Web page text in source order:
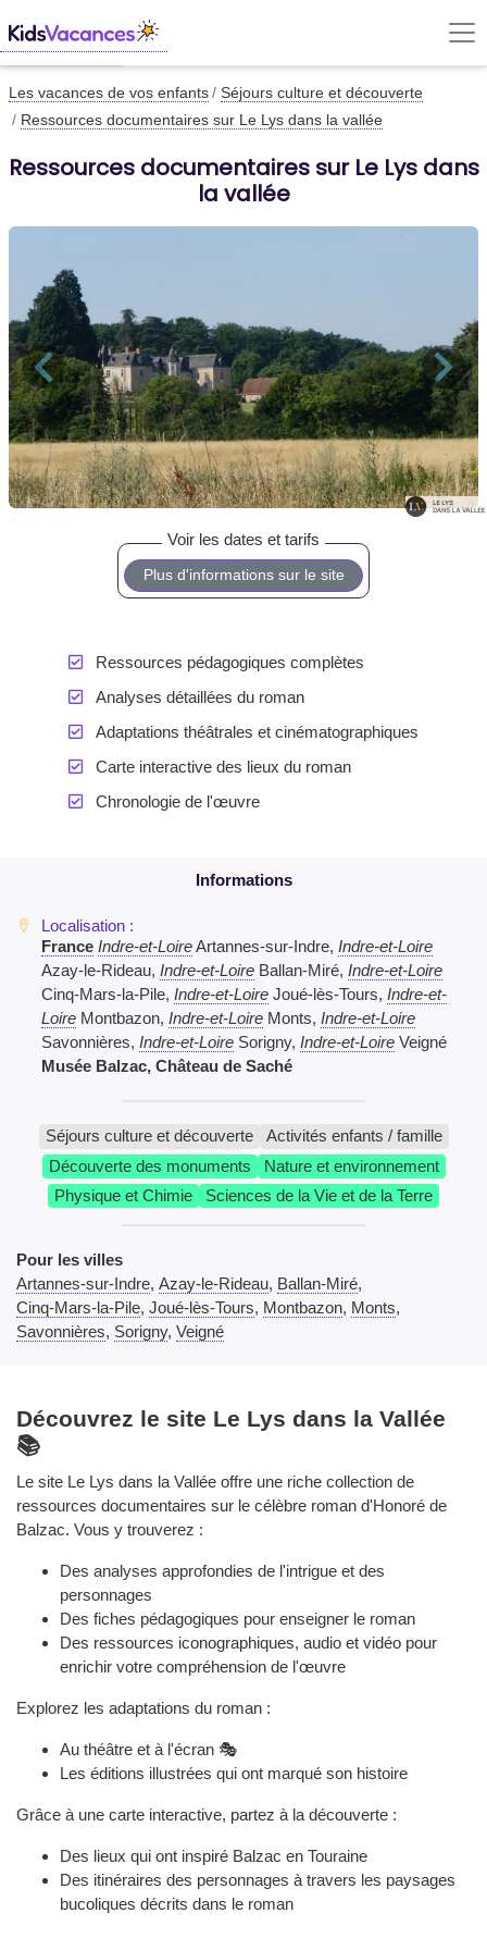
Les vacances de vos enfants
Séjours culture et découverte
Ressources documentaires sur Le Lys dans la vallée
Ressources documentaires sur Le Lys dans
la vallée
Plus d'informations sur le site
Ressources pédagogiques complètes
Analyses détaillées du roman
Adaptations théâtrales et cinématographiques
Carte interactive des lieux du roman
Chronologie de l'œuvre
France Indre-et-LoireArtannes-sur-Indre, Indre-et-Loire
Azay-le-Rideau, Indre-et-Loire Ballan-Miré, Indre-et-Loire
Cinq-Mars-la-Pile, Indre-et-Loire Joué-lès-Tours, Indre-et-
Loire Montbazon, Indre-et-Loire Monts, Indre-et-Loire
Savonnières, Indre-et-Loire Sorigny, Indre-et-Loire Veigné
Musée Balzac, Château de Saché
Séjours culture et découverte
Activités enfants / famille
Découverte des monuments
Nature et environnement
Physique et Chimie
Sciences de la Vie et de la Terre
Pour les villes
Artannes-sur-Indre, Azay-le-Rideau, Ballan-Miré,
Cinq-Mars-la-Pile, Joué-lès-Tours, Montbazon, Monts,
Savonnières, Sorigny, Veigné
Découvrez le site Le Lys dans la Vallée
📚
Le site Le Lys dans la Vallée offre une riche collection de
ressources documentaires sur le célèbre roman d'Honoré de
Balzac. Vous y trouverez :
Des analyses approfondies de l'intrigue et des
personnages
Des fiches pédagogiques pour enseigner le roman
Des ressources iconographiques, audio et vidéo pour
enrichir votre compréhension de l'œuvre
Explorez les adaptations du roman :
Au théâtre et à l'écran 🎭
Les éditions illustrées qui ont marqué son histoire
Grâce à une carte interactive, partez à la découverte :
Des lieux qui ont inspiré Balzac en Touraine
Des itinéraires des personnages à travers les paysages
bucoliques décrits dans le roman